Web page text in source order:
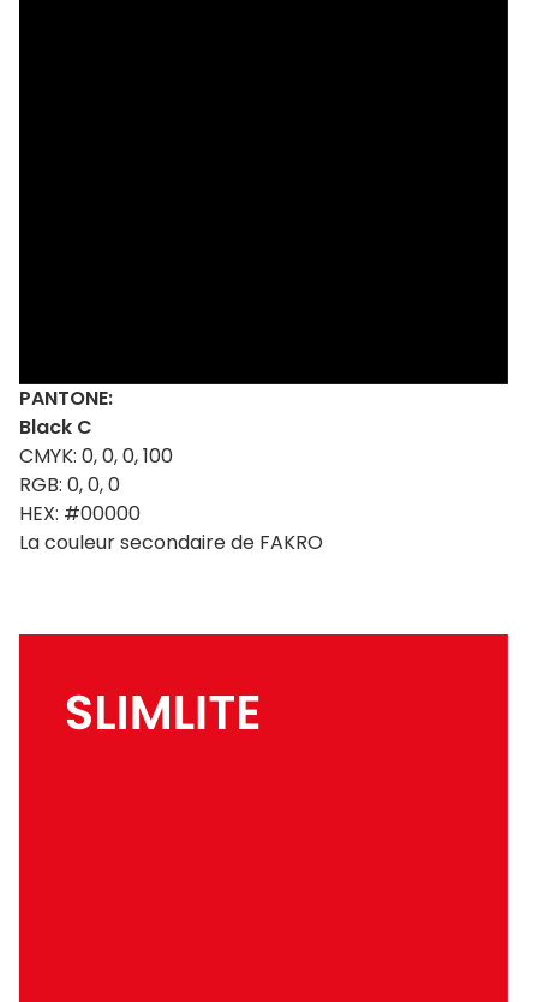
PANTONE:
Black C
CMYK: 0, 0, 0, 100
RGB: 0, 0, 0
HEX: #00000
La couleur secondaire de FAKRO